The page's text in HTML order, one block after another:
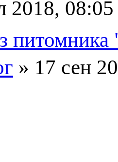
2018, 08:05
» 17 сен